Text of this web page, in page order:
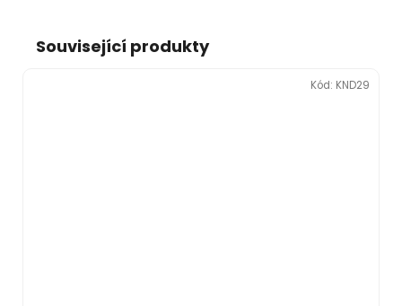
Související produkty
Kód: KND29